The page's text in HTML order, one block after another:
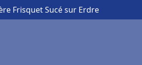
Frisquet Sucé sur Erdre